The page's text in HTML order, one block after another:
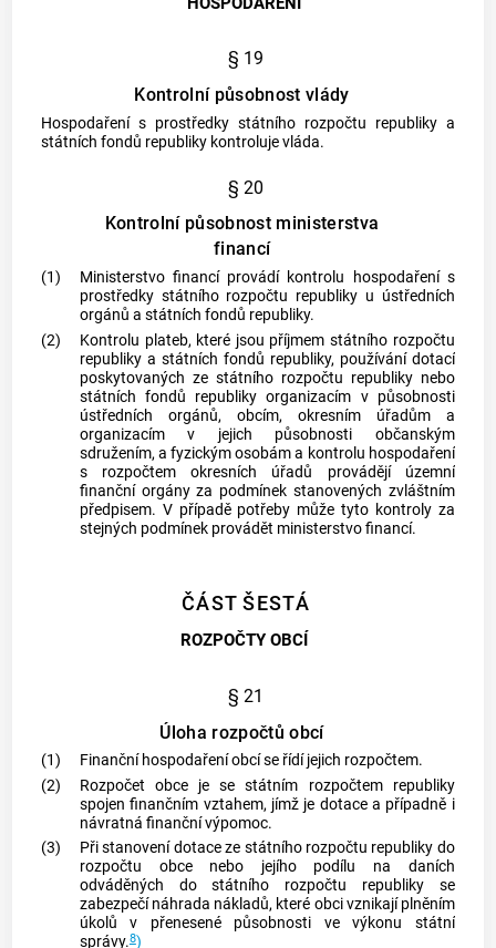
§ 19
Kontrolní působnost vlády
Hospodaření s prostředky státního rozpočtu republiky a
státních fondů republiky kontroluje vláda.
§ 20
Kontrolní působnost ministerstva
financí
(1)
Ministerstvo financí provádí kontrolu hospodaření s
prostředky státního rozpočtu republiky u ústředních
orgánů a státních fondů republiky.
(2)
Kontrolu plateb, které jsou příjmem státního rozpočtu
republiky a státních fondů republiky, používání dotací
poskytovaných ze státního rozpočtu republiky nebo
státních fondů republiky organizacím v působnosti
ústředních orgánů, obcím, okresním úřadům a
organizacím v jejich působnosti občanským
sdružením, a fyzickým osobám a kontrolu hospodaření
s rozpočtem okresních úřadů provádějí územní
finanční orgány za podmínek stanovených zvláštním
předpisem. V případě potřeby může tyto kontroly za
stejných podmínek provádět ministerstvo financí.
ČÁST ŠESTÁ
ROZPOČTY OBCÍ
§ 21
Úloha rozpočtů obcí
(1) Finanční hospodařeníobcíse řídí jejich rozpočtem.
(2)
Rozpočetobce je se státním rozpočtem republiky
spojen finančním vztahem, jímž je dotace a případně i
návratná finanční výpomoc.
(3)
Při stanovení dotace ze státního rozpočtu republiky do
rozpočtu obcenebo jejího podílu na daních
odváděných do státního rozpočtu republiky se
zabezpečí náhrada nákladů, které obcivznikají plněním
úkolů v přenesené působnosti ve výkonu státní
správy.8)